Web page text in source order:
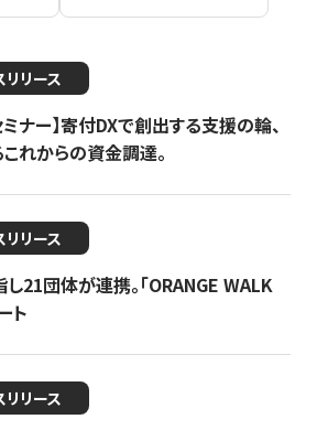
リリース
ナー】寄付DXで創出する支援の輪、
れからの資金調達。
リリース
21団体が連携。「ORANGE WALK
ト
リリース